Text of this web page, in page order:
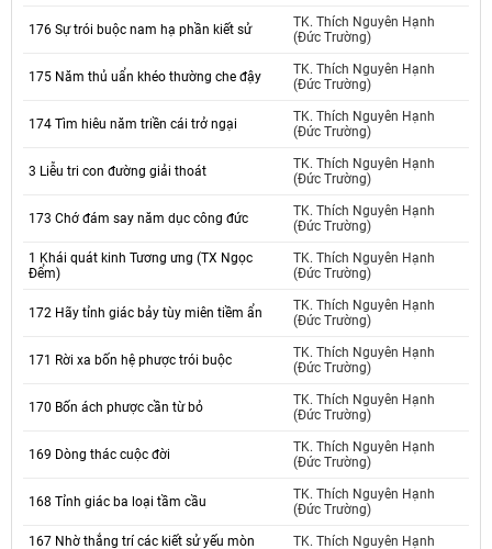
176 Sự trói buộc nam hạ phần kiết sử
TK. Thích Nguyên Hạnh
(Đức Trường)
175 Năm thủ uẩn khéo thường che đậy
TK. Thích Nguyên Hạnh
(Đức Trường)
174 Tìm hiêu năm triền cái trở ngại
TK. Thích Nguyên Hạnh
(Đức Trường)
3 Liễu tri con đường giải thoát
TK. Thích Nguyên Hạnh
(Đức Trường)
173 Chớ đám say năm dục công đức
TK. Thích Nguyên Hạnh
(Đức Trường)
1 Khái quát kinh Tương ưng (TX Ngọc
Đểm)
TK. Thích Nguyên Hạnh
(Đức Trường)
172 Hãy tỉnh giác bảy tùy miên tiềm ẩn
TK. Thích Nguyên Hạnh
(Đức Trường)
171 Rời xa bốn hệ phược trói buộc
TK. Thích Nguyên Hạnh
(Đức Trường)
170 Bốn ách phược cần từ bỏ
TK. Thích Nguyên Hạnh
(Đức Trường)
169 Dòng thác cuộc đời
TK. Thích Nguyên Hạnh
(Đức Trường)
168 Tỉnh giác ba loại tầm cầu
TK. Thích Nguyên Hạnh
(Đức Trường)
167 Nhờ thắng trí các kiết sử yếu mòn
TK. Thích Nguyên Hạnh